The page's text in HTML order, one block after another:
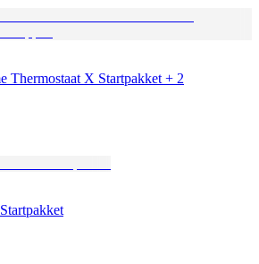
Thermostaat X Startpakket + 2